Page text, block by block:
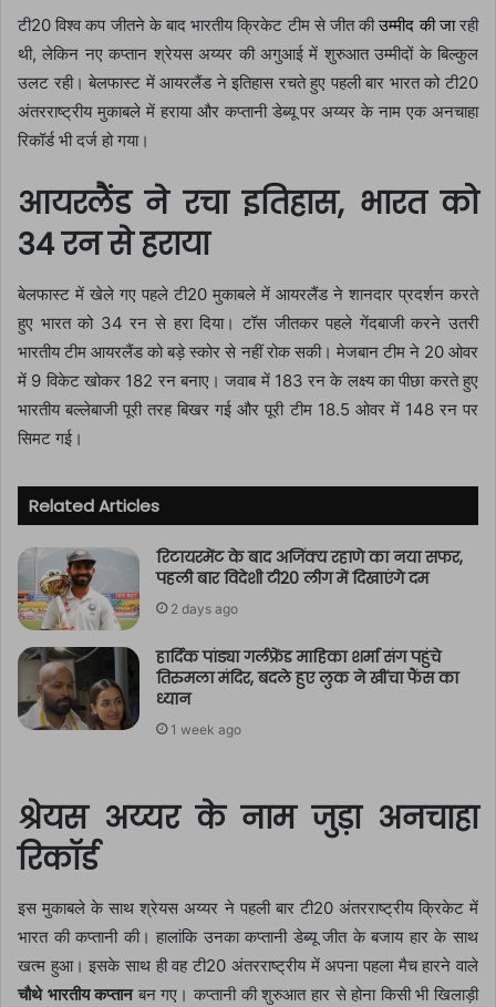
टी20 विश्व कप जीतने के बाद भारतीय क्रिकेट टीम से जीत कीउम्मीद की जारही
थी, लेकिन नए कप्तान श्रेयस अय्यर की अगुआई में शुरुआत उम्मीदों के बिल्कुल
उलट रही। बेलफास्ट में आयरलैंड ने इतिहास रचते हुए पहली बार भारत को टी20
अंतरराष्ट्रीय मुकाबले में हराया और कप्तानी डेब्यू पर अय्यर के नाम एक अनचाहा
रिकॉर्ड भी दर्ज हो गया।
आयरलैंड ने रचा इतिहास, भारत को
34 रन से हराया
बेलफास्ट में खेले गए पहले टी20 मुकाबले में आयरलैंड ने शानदार प्रदर्शन करते
हुए भारत को 34 रन से हरा दिया। टॉस जीतकर पहले गेंदबाजी करने उतरी
भारतीय टीम आयरलैंड को बड़े स्कोर से नहीं रोक सकी। मेजबान टीम ने 20 ओवर
में 9 विकेट खोकर 182 रन बनाए। जवाब में 183 रन के लक्ष्य का पीछा करते हुए
भारतीय बल्लेबाजी पूरी तरह बिखर गई और पूरी टीम 18.5 ओवर में 148 रन पर
सिमट गई।
Related Articles
रिटायरमेंट के बाद अजिंक्य रहाणे का नया सफर,
पहली बार विदेशी टी20 लीग में दिखाएंगे दम
2 days ago
हार्दिक पांड्या गर्लफ्रेंड माहिका शर्मा संग पहुंचे
तिरुमला मंदिर, बदले हुए लुक ने खींचा फैंस का
ध्यान
1 week ago
श्रेयस अय्यर के नाम जुड़ा अनचाहा
रिकॉर्ड
इस मुकाबले के साथ श्रेयस अय्यर ने पहली बार टी20 अंतरराष्ट्रीय क्रिकेट में
भारत की कप्तानी की। हालांकि उनका कप्तानी डेब्यू जीत के बजाय हार के साथ
खत्म हुआ। इसके साथ ही वह टी20 अंतरराष्ट्रीय में अपना पहला मैच हारने वाले
चौथे भारतीय कप्तानबन गए। कप्तानी की शुरुआत हार से होना किसी भी खिलाड़ी